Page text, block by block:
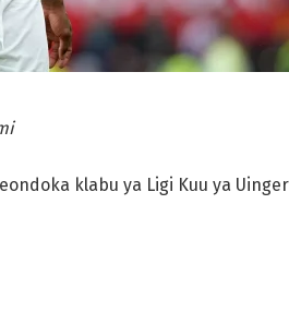
klabu ya Ligi Kuu ya